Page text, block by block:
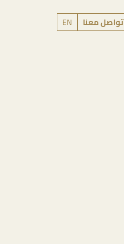
تواصل معنا EN